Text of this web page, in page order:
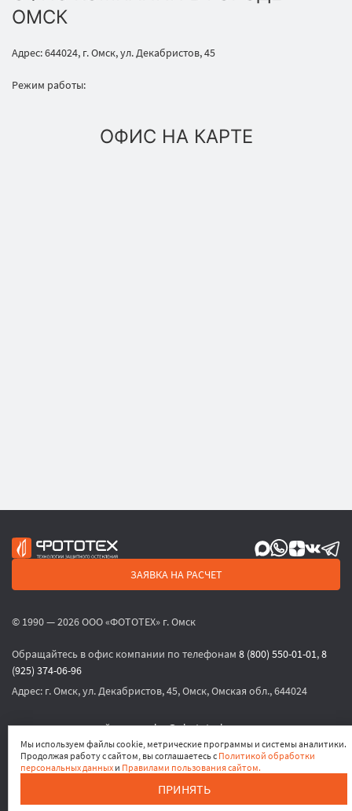
ОМСК
Адрес: 644024, г. Омск, ул. Декабристов, 45
Режим работы:
ОФИС НА КАРТЕ
ЗАЯВКА НА РАСЧЕТ
© 1990 — 2026 ООО «ФОТОТЕХ» г. Омск
Обращайтесь в офис компании по телефонам 8 (800) 550-01-01,8
(925) 374-06-96
Адрес: г. Омск, ул. Декабристов, 45, Омск, Омская обл., 644024
или по электронной почтеsales@phototech.ru
Политика конфиденциальности,Согласие на обработку
персональных данных,Согласие на получение рекламных
Мы используем файлы cookie, метрические программы и системы аналитики.
Продолжая работу с сайтом, вы соглашаетесь с Политикой обработки
персональных данных и Правилами пользования сайтом.
ПРИНЯТЬ